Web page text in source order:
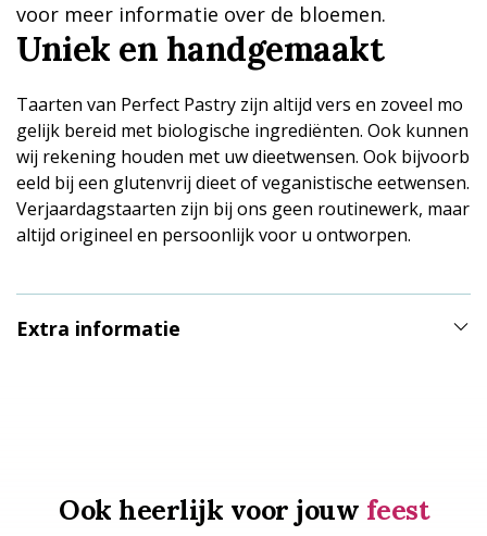
voor meer informatie over de bloemen.
Uniek en handgemaakt
Taarten van Perfect Pastry zijn altijd vers en zoveel mo
gelijk bereid met biologische ingrediënten. Ook kunnen
wij rekening houden met uw dieetwensen. Ook bijvoorb
eeld bij een glutenvrij dieet of veganistische eetwensen.
Verjaardagstaarten zijn bij ons geen routinewerk, maar
altijd origineel en persoonlijk voor u ontworpen.
Extra informatie
Ook heerlijk voor jouw feest